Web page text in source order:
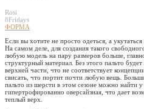
Rosi
8Fridays
ФОРМА
Если вы хотите не просто одеться, а
На самом деле, для создания такого
любую модель на пару размеров больше,
структурный материал. Без этого пальто
верхней части, что не соответствует
свисать, что портит почти любую вещь.
пальто из шерсти в этом сезоне можно найти
гипертрофированно оверсайзная, что дает
теплый верх.